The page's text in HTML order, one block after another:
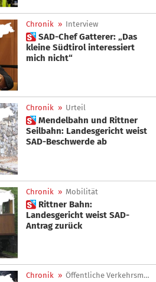
Chronik » Interview
 SAD-Chef Gatterer: „Das
kleine Südtirol interessiert
mich nicht“
Chronik » Urteil
 Mendelbahn und Rittner
Seilbahn: Landesgericht weist
SAD-Beschwerde ab
Chronik » Mobilität
 Rittner Bahn:
Landesgericht weist SAD-
Antrag zurück
Chronik » Öffentliche Verkehrsmittel